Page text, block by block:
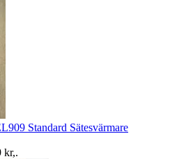
Standard Sätesvärmare
kr,.